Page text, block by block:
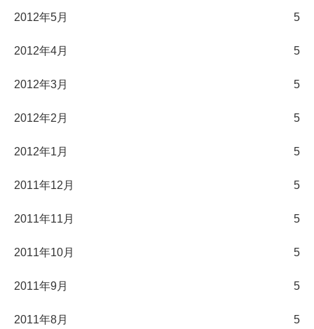
2012年5月 5
2012年4月 5
2012年3月 5
2012年2月 5
2012年1月 5
2011年12月 5
2011年11月 5
2011年10月 5
2011年9月 5
2011年8月 5